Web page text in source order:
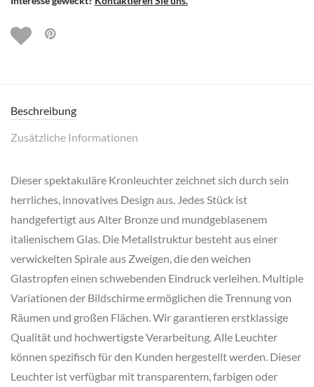
Beschreibung
Zusätzliche Informationen
Dieser spektakuläre Kronleuchter zeichnet sich durch sein
herrliches, innovatives Design aus. Jedes Stück ist
handgefertigt aus Alter Bronze und mundgeblasenem
italienischem Glas. Die Metallstruktur besteht aus einer
verwickelten Spirale aus Zweigen, die den weichen
Glastropfen einen schwebenden Eindruck verleihen. Multiple
Variationen der Bildschirme ermöglichen die Trennung von
Räumen und großen Flächen. Wir garantieren erstklassige
Qualität und hochwertigste Verarbeitung. Alle Leuchter
können spezifisch für den Kunden hergestellt werden. Dieser
Leuchter ist verfügbar mit transparentem, farbigen oder